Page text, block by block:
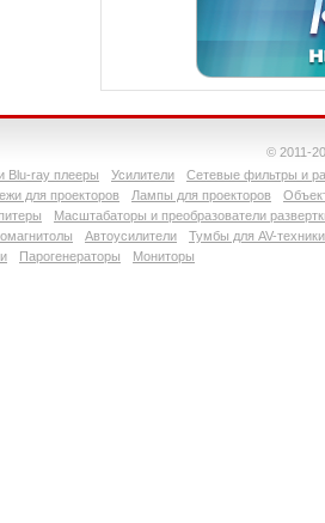
© 2011-
Blu-ray плееры Усилители
Сетевые фильтры и
для проекторов Лампы для проекторов
Масштабаторы и преобразователи
Автоусилители
Тумбы для AV-техники
Парогенераторы Мониторы